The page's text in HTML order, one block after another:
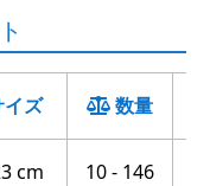
イズ 数量
cm 10 - 146